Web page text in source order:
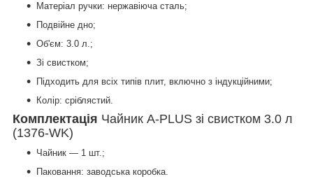
Матеріал ручки: нержавіюча сталь;
Подвійне дно;
Об'єм: 3.0 л.;
Зі свистком;
Підходить для всіх типів плит, включно з індукційними;
Колір: сріблястий.
Комплектація Чайник A-PLUS зі свистком 3.0 л
(1376-WK)
Чайник — 1 шт.;
Паковання: заводська коробка.